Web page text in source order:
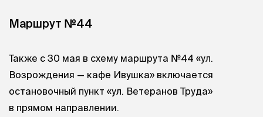
Маршрут №44
Также с 30 мая в схему маршрута №44 «ул.
Возрождения — кафе Ивушка» включается
остановочный пункт «ул. Ветеранов Труда»
в прямом направлении.